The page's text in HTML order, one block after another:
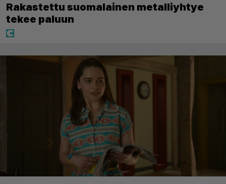
Rakastettu suomalainen metalliyhtye
tekee paluun